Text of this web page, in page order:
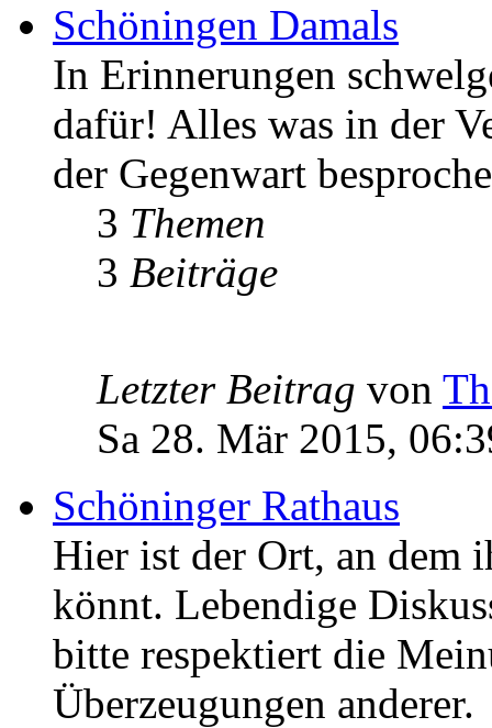
Schöningen Damals
In Erinnerungen
dafür! Alles was in der
der Gegenwart
3 Themen
3 Beiträge
Letzter Beitrag von
Sa 28. Mär 2015,
Schöninger Rathaus
Hier ist der Ort, an dem
könnt. Lebendige
bitte respektiert die
Überzeugungen anderer.